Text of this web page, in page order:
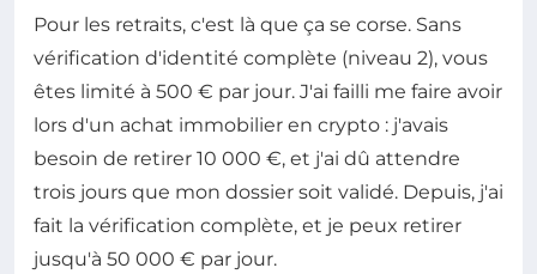
Pour les retraits, c'est là que ça se corse. Sans
vérification d'identité complète (niveau 2), vous
êtes limité à 500 € par jour. J'ai failli me faire avoir
lors d'un achat immobilier en crypto : j'avais
besoin de retirer 10 000 €, et j'ai dû attendre
trois jours que mon dossier soit validé. Depuis, j'ai
fait la vérification complète, et je peux retirer
jusqu'à 50 000 € par jour.